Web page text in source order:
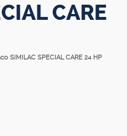
CARE
SIMILAC SPECIAL CARE 24 HP